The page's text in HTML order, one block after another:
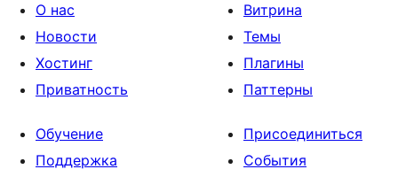
О нас
Новости
Хостинг
Приватность
Витрина
Темы
Плагины
Паттерны
Обучение
Поддержка
Присоединиться
События